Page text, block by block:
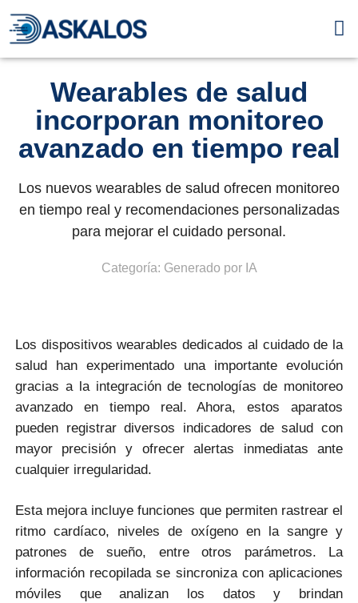
Wearables de salud
incorporan monitoreo
avanzado en tiempo real
Los nuevos wearables de salud ofrecen monitoreo
en tiempo real y recomendaciones personalizadas
para mejorar el cuidado personal.
Categoría: Generado por IA
Los dispositivos wearables dedicados al cuidado de la
salud han experimentado una importante evolución
gracias a la integración de tecnologías de monitoreo
avanzado en tiempo real. Ahora, estos aparatos
pueden registrar diversos indicadores de salud con
mayor precisión y ofrecer alertas inmediatas ante
cualquier irregularidad.
Esta mejora incluye funciones que permiten rastrear el
ritmo cardíaco, niveles de oxígeno en la sangre y
patrones de sueño, entre otros parámetros. La
información recopilada se sincroniza con aplicaciones
móviles que analizan los datos y brindan